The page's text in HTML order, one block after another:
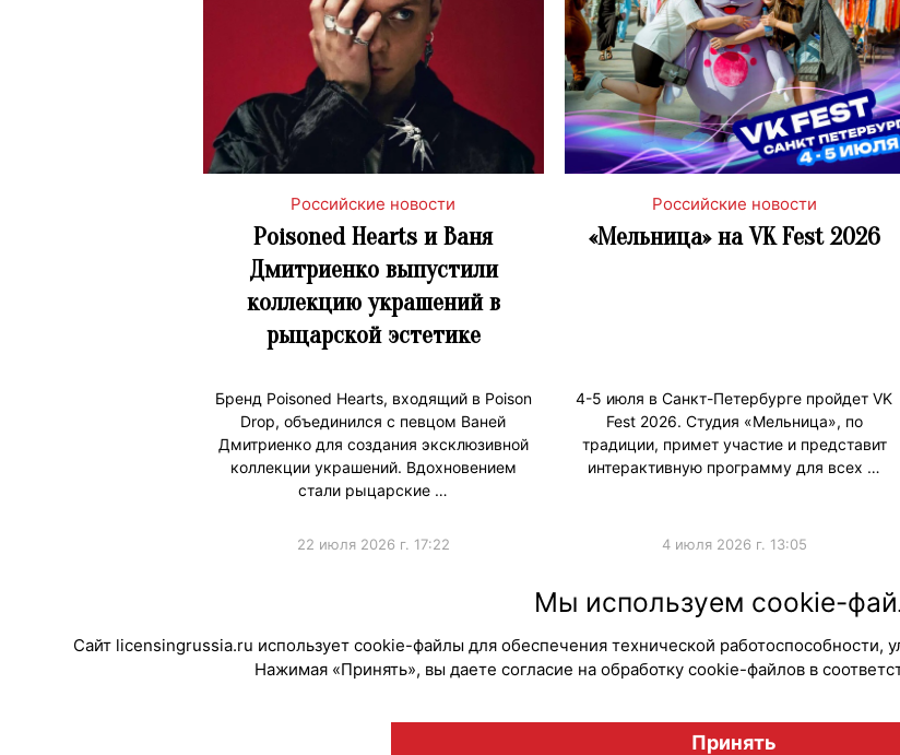
Российские новости
Poisoned Hearts и Ваня
Дмитриенко выпустили
коллекцию украшений в
рыцарской эстетике
Бренд Poisoned Hearts, входящий в Poison
Drop, объединился с певцом Ваней
Дмитриенко для создания эксклюзивной
коллекции украшений. Вдохновением
стали рыцарские …
22 июля 2026 г. 17:22
Российские новости
«Мельница» на VK Fest 2026
4-5 июля в Санкт-Петербурге пройдет VK
Fest 2026. Студия «Мельница», по
традиции, примет участие и представит
интерактивную программу для всех …
4 июля 2026 г. 13:05
© "Вестник лицензионного рынка", licensingrussia.ru,
Мы используем cookie-
Сайт licensingrussia.ru использует cookie-файлы для обеспечения технической работоспособности,
Нажимая «Принять», вы даете согласие на обработку cookie-файлов в
Принять